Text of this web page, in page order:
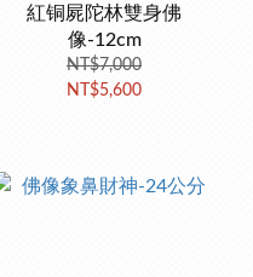
紅铜屍陀林雙身佛
像-12cm
NT$7,000
NT$5,600